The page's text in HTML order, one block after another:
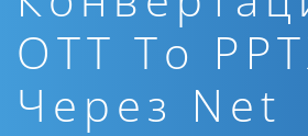
OTT To
Через Net